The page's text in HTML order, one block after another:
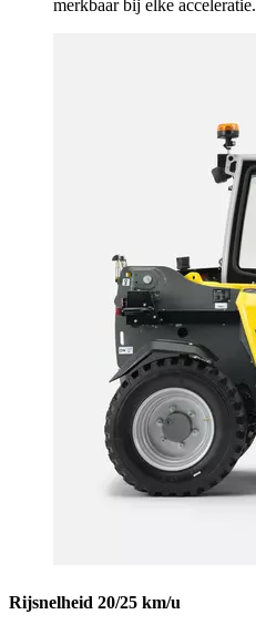
merkbaar bij elke acceleratie.
Rijsnelheid 20/25 km/u